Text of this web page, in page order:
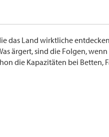
das Land wirktliche
ärgert, sind die Folgen,
die Kapazitäten bei Betten,